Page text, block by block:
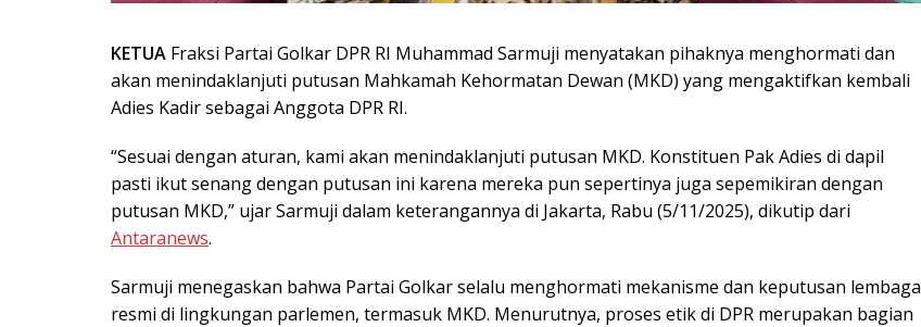
KETUA Fraksi Partai Golkar DPR RI Muhammad Sarmuji menyatakan pihaknya menghormati dan
akan menindaklanjuti putusan Mahkamah Kehormatan Dewan (MKD) yang mengaktifkan kembali
Adies Kadir sebagai Anggota DPR RI.
“Sesuai dengan aturan, kami akan menindaklanjuti putusan MKD. Konstituen Pak Adies di dapil
pasti ikut senang dengan putusan ini karena mereka pun sepertinya juga sepemikiran dengan
putusan MKD,” ujar Sarmuji dalam keterangannya di Jakarta, Rabu (5/11/2025), dikutip dari
Antaranews.
Sarmuji menegaskan bahwa Partai Golkar selalu menghormati mekanisme dan keputusan lembaga
resmi di lingkungan parlemen, termasuk MKD. Menurutnya, proses etik di DPR merupakan bagian